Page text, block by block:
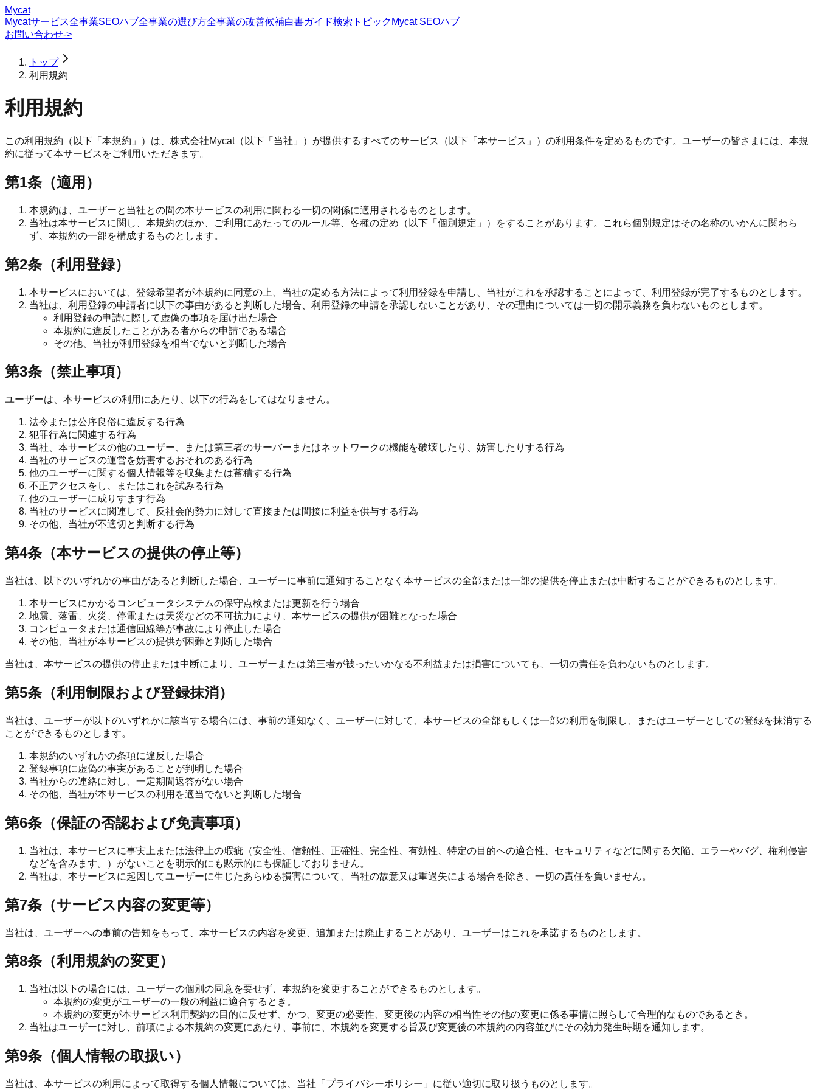
Mycat
Mycatサービス全事業SEOハブ全事業の選び方全事業の改善候補白書ガイド検索トピック Mycat SEOハブ
お問い合わせ->
トップ
利用規約
利用規約
この利用規約（以下「本規約」）は、株式会社Mycat（以下「当社」）が提供するすべてのサービス（以下「本サービス」）の利用条件を定めるものです。ユーザーの皆さまには、本規
約に従って本サービスをご利用いただきます。
第1条（適用）
本規約は、ユーザーと当社との間の本サービスの利用に関わる一切の関係に適用されるものとします。
当社は本サービスに関し、本規約のほか、ご利用にあたってのルール等、各種の定め（以下「個別規定」）をすることがあります。これら個別規定はその名称のいかんに関わら
ず、本規約の一部を構成するものとします。
第2条（利用登録）
本サービスにおいては、登録希望者が本規約に同意の上、当社の定める方法によって利用登録を申請し、当社がこれを承認することによって、利用登録が完了するものとします。
当社は、利用登録の申請者に以下の事由があると判断した場合、利用登録の申請を承認しないことがあり、その理由については一切の開示義務を負わないものとします。
利用登録の申請に際して虚偽の事項を届け出た場合
本規約に違反したことがある者からの申請である場合
その他、当社が利用登録を相当でないと判断した場合
第3条（禁止事項）
ユーザーは、本サービスの利用にあたり、以下の行為をしてはなりません。
法令または公序良俗に違反する行為
犯罪行為に関連する行為
当社、本サービスの他のユーザー、または第三者のサーバーまたはネットワークの機能を破壊したり、妨害したりする行為
当社のサービスの運営を妨害するおそれのある行為
他のユーザーに関する個人情報等を収集または蓄積する行為
不正アクセスをし、またはこれを試みる行為
他のユーザーに成りすます行為
当社のサービスに関連して、反社会的勢力に対して直接または間接に利益を供与する行為
その他、当社が不適切と判断する行為
第4条（本サービスの提供の停止等）
当社は、以下のいずれかの事由があると判断した場合、ユーザーに事前に通知することなく本サービスの全部または一部の提供を停止または中断することができるものとします。
本サービスにかかるコンピュータシステムの保守点検または更新を行う場合
地震、落雷、火災、停電または天災などの不可抗力により、本サービスの提供が困難となった場合
コンピュータまたは通信回線等が事故により停止した場合
その他、当社が本サービスの提供が困難と判断した場合
当社は、本サービスの提供の停止または中断により、ユーザーまたは第三者が被ったいかなる不利益または損害についても、一切の責任を負わないものとします。
第5条（利用制限および登録抹消）
当社は、ユーザーが以下のいずれかに該当する場合には、事前の通知なく、ユーザーに対して、本サービスの全部もしくは一部の利用を制限し、またはユーザーとしての登録を抹消する
ことができるものとします。
本規約のいずれかの条項に違反した場合
登録事項に虚偽の事実があることが判明した場合
当社からの連絡に対し、一定期間返答がない場合
その他、当社が本サービスの利用を適当でないと判断した場合
第6条（保証の否認および免責事項）
当社は、本サービスに事実上または法律上の瑕疵（安全性、信頼性、正確性、完全性、有効性、特定の目的への適合性、セキュリティなどに関する欠陥、エラーやバグ、権利侵害
などを含みます。）がないことを明示的にも黙示的にも保証しておりません。
当社は、本サービスに起因してユーザーに生じたあらゆる損害について、当社の故意又は重過失による場合を除き、一切の責任を負いません。
第7条（サービス内容の変更等）
当社は、ユーザーへの事前の告知をもって、本サービスの内容を変更、追加または廃止することがあり、ユーザーはこれを承諾するものとします。
第8条（利用規約の変更）
当社は以下の場合には、ユーザーの個別の同意を要せず、本規約を変更することができるものとします。
本規約の変更がユーザーの一般の利益に適合するとき。
本規約の変更が本サービス利用契約の目的に反せず、かつ、変更の必要性、変更後の内容の相当性その他の変更に係る事情に照らして合理的なものであるとき。
当社はユーザーに対し、前項による本規約の変更にあたり、事前に、本規約を変更する旨及び変更後の本規約の内容並びにその効力発生時期を通知します。
第9条（個人情報の取扱い）
当社は、本サービスの利用によって取得する個人情報については、当社「プライバシーポリシー」に従い適切に取り扱うものとします。